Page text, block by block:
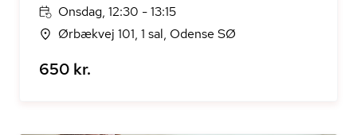
Onsdag, 12:30 - 13:15
Ørbækvej 101, 1 sal, Odense SØ
650 kr.